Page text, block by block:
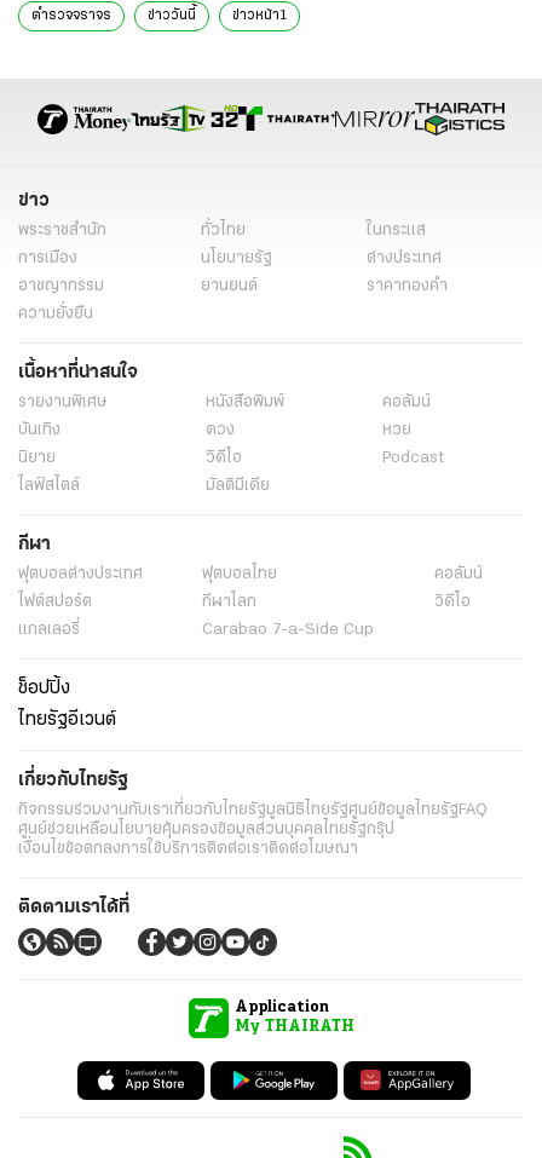
ตำรวจจราจร ข่าววันนี้ ข่าวหน้า1
ข่าว
พระราชสำนัก ทั่วไทย
ในกระแส
การเมือง
นโยบายรัฐ
ต่างประเทศ
อาชญากรรม
ยานยนต์
ราคาทองคำ
ความยั่งยืน
เนื้อหาที่น่าสนใจ
รายงานพิเศษ หนังสือพิมพ์
คอลัมน์
บันเทิง
ดวง
หวย
นิยาย
วิดีโอ
Podcast
ไลฟ์สไตล์
มัลติมีเดีย
กีฬา
ฟุตบอลต่่างประเทศ ฟุตบอลไทย
คอลัมน์
ไฟต์สปอร์ต
กีฬาโลก
วิดีโอ
แกลเลอรี่
Carabao 7-a-Side Cup
ช็อปปิ้ง
ไทยรัฐอีเวนต์
เกี่ยวกับไทยรัฐ
กิจกรรมร่วมงานกับเราเกี่ยวกับไทยรัฐมูลนิธิไทยรัฐศูนย์ข้อมูลไทยรัฐFAQ
ศูนย์ช่วยเหลือนโยบายคุ้มครองข้อมูลส่วนบุคคลไทยรัฐกรุ๊ป
เงื่อนไขข้อตกลงการใช้บริการติดต่อเราติดต่อโฆษณา
ติดตามเราได้ที่
Application
My THAIRATH